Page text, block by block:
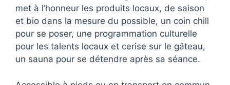
met à l’honneur les produits locaux, de saison
et bio dans la mesure du possible, un coin chill
pour se poser, une programmation culturelle
pour les talents locaux et cerise sur le gâteau,
un sauna pour se détendre après sa séance.